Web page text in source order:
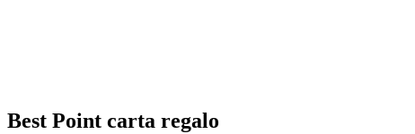
Best Point carta regalo